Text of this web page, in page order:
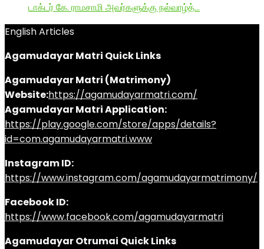
டாக்டர் கே. ராமசாமி அவர்களுக்கு நல்வாழ்த்…
English Articles
Agamudayar Matri Quick Links
Agamudayar Matri (Matrimony)
Website:https://agamudayarmatri.com/
Agamudayar Matri Application:
https://play.google.com/store/apps/details?
id=com.agamudayarmatri.www
Instagram ID:
https://www.instagram.com/agamudayarmatrimony/
Facebook ID:
https://www.facebook.com/agamudayarmatri
Agamudayar Otrumai Quick Links